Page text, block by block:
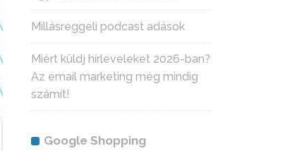
Millásreggeli podcast adások
Miért küldj hírleveleket 2026-ban?
Az email marketing még mindig
számít!
Google Shopping